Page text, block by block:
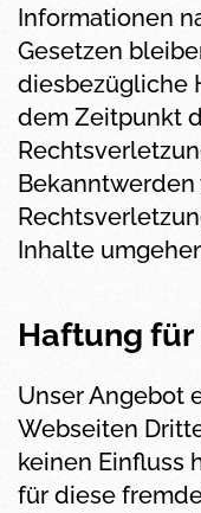
Informationen
Gesetzen
diesbezügliche
dem Zeitpunkt
Inhalte
Haftung für
Unser Angebot
Webseiten
keinen Einfluss
für diese